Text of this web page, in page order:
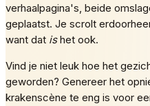
verhaalpagina's, beide
geplaatst. Je scrolt
want dat ishet ook.
Vind je niet leuk hoe het
geworden? Genereer het
krakenscène te eng is voor